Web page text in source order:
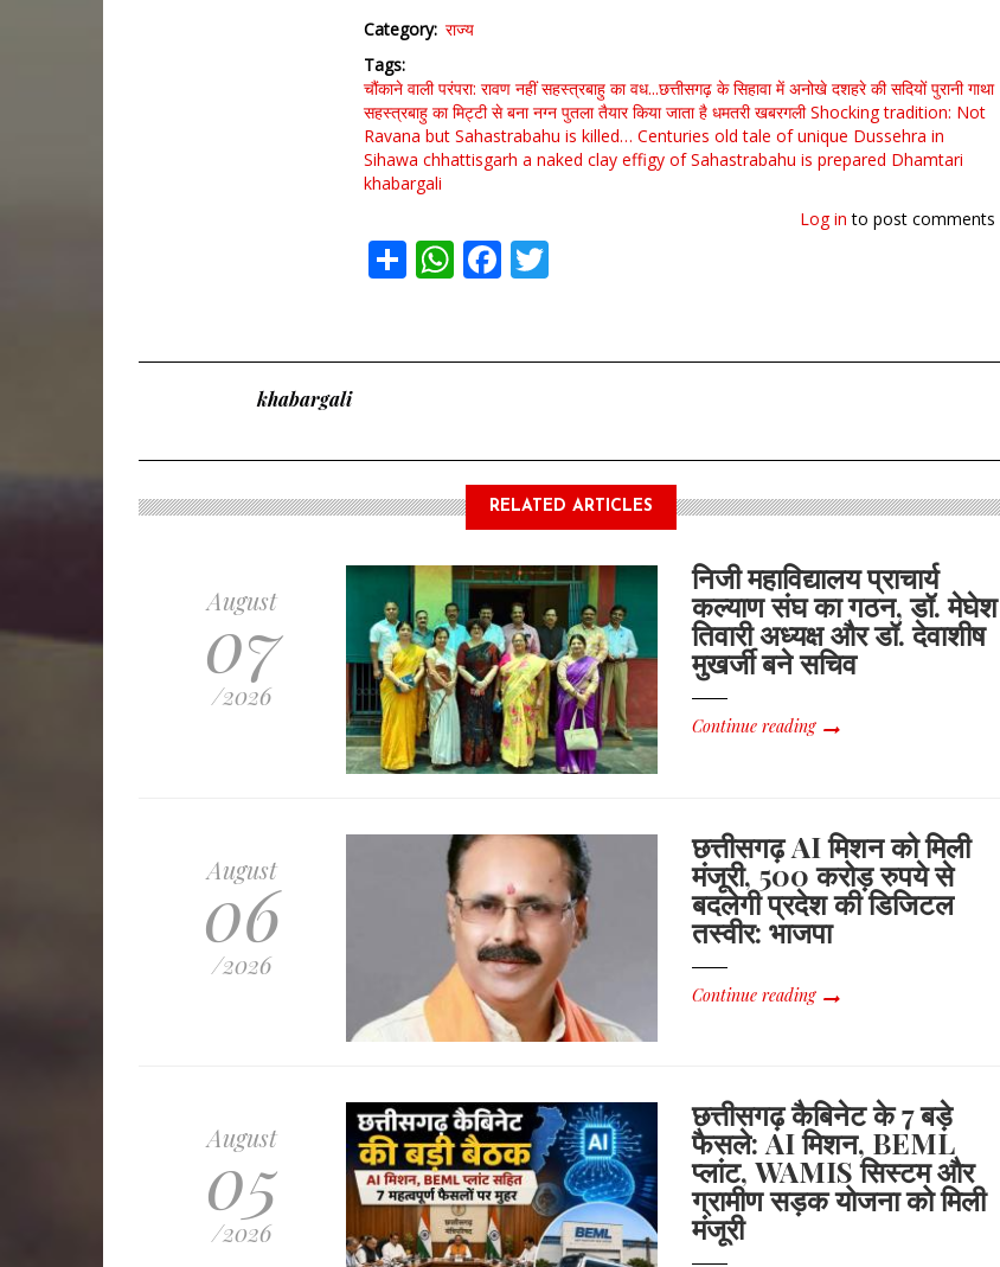
Category राज्य
Tags
चौंकाने वाली परंपरा: रावण नहीं सहस्त्रबाहु का वध...छत्तीसगढ़ के सिहावा में अनोखे दशहरे की सदियों पुरानी गाथा
सहस्त्रबाहु का मिट्टी से बना नग्न पुतला तैयार किया जाता है धमतरी खबरगली Shocking tradition: Not
Ravana but Sahastrabahu is killed… Centuries old tale of unique Dussehra in
Sihawa chhattisgarh a naked clay effigy of Sahastrabahu is prepared Dhamtari
khabargali
Log in to post comments
ShareWhatsApp
Facebook
khabargali
RELATED ARTICLES
August
07
/2026
निजी महाविद्यालय प्राचार्य
कल्याण संघ का गठन, डॉ. मेघेश
तिवारी अध्यक्ष और डॉ. देवाशीष
मुखर्जी बने सचिव
Continue reading
August
06
/2026
छत्तीसगढ़ AI मिशन को मिली
मंजूरी, 500 करोड़ रुपये से
बदलेगी प्रदेश की डिजिटल
तस्वीर: भाजपा
Continue reading
August
05
/2026
छत्तीसगढ़ कैबिनेट के 7 बड़े
फैसले: AI मिशन, BEML
प्लांट, WAMIS सिस्टम और
ग्रामीण सड़क योजना को मिली
मंजूरी